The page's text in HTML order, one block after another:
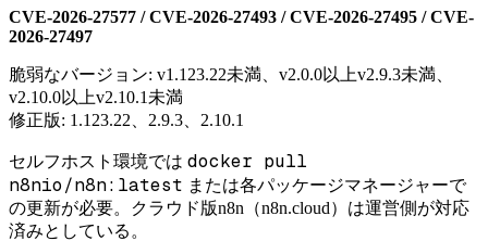
CVE-2026-27577 / CVE-2026-27493 / CVE-2026-27495 / CVE-
2026-27497
脆弱なバージョン: v1.123.22未満、v2.0.0以上v2.9.3未満、
v2.10.0以上v2.10.1未満
修正版: 1.123.22、2.9.3、2.10.1
セルフホスト環境では docker pull
n8nio/n8n:latest または各パッケージマネージャーで
の更新が必要。クラウド版n8n（n8n.cloud）は運営側が対応
済みとしている。